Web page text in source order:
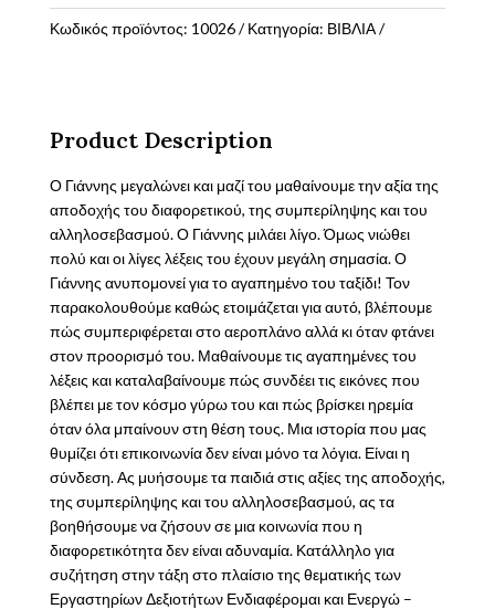
το
για
τον
αυτισμό
ποσότητα
Κωδικός προϊόντος: 10026 Κατηγορία: ΒΙΒΛΙΑ
Product Description
Ο Γιάννης μεγαλώνει και μαζί του μαθαίνουμε την αξία της
αποδοχής του διαφορετικού, της συμπερίληψης και του
αλληλοσεβασμού. Ο Γιάννης μιλάει λίγο. Όμως νιώθει
πολύ και οι λίγες λέξεις του έχουν μεγάλη σημασία. Ο
Γιάννης ανυπομονεί για το αγαπημένο του ταξίδι! Τον
παρακολουθούμε καθώς ετοιμάζεται για αυτό, βλέπουμε
πώς συμπεριφέρεται στο αεροπλάνο αλλά κι όταν φτάνει
στον προορισμό του. Μαθαίνουμε τις αγαπημένες του
λέξεις και καταλαβαίνουμε πώς συνδέει τις εικόνες που
βλέπει με τον κόσμο γύρω του και πώς βρίσκει ηρεμία
όταν όλα μπαίνουν στη θέση τους. Μια ιστορία που μας
θυμίζει ότι επικοινωνία δεν είναι μόνο τα λόγια. Είναι η
σύνδεση. Ας μυήσουμε τα παιδιά στις αξίες της αποδοχής,
της συμπερίληψης και του αλληλοσεβασμού, ας τα
βοηθήσουμε να ζήσουν σε μια κοινωνία που η
διαφορετικότητα δεν είναι αδυναμία. Κατάλληλο για
συζήτηση στην τάξη στο πλαίσιο της θεματικής των
Εργαστηρίων Δεξιοτήτων Ενδιαφέρομαι και Ενεργώ –